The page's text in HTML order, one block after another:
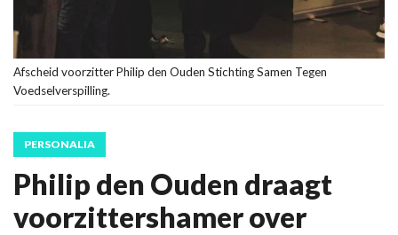
Afscheid voorzitter Philip den Ouden Stichting Samen Tegen
Voedselverspilling.
PERSONALIA
Philip den Ouden draagt
voorzittershamer over